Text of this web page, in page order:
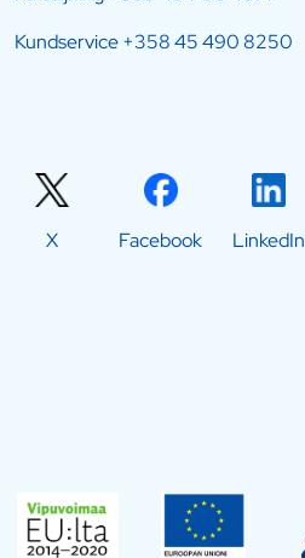
Kundservice+358 45 490 8250
X Facebook LinkedIn